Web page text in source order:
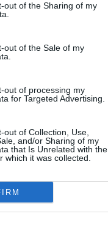
out of the Sharing of my
out of the Sale of my
out of processing my
for Targeted Advertising.
out of Collection, Use,
and/or Sharing of my
that Is Unrelated with the
which it was collected.